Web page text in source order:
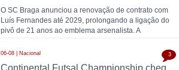
O SC Braga anunciou a renovação de contrato com
Luís Fernandes até 2029, prolongando a ligação do
pivô de 21 anos ao emblema arsenalista. A
06-08 | Nacional
Continental Futsal Championship chega à última jornada com três seleções na luta pelo título
3